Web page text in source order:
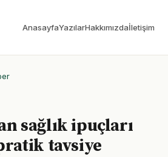
AnasayfaYazılarHakkımızdaİletişim
sağlık ipuçları
tavsiye